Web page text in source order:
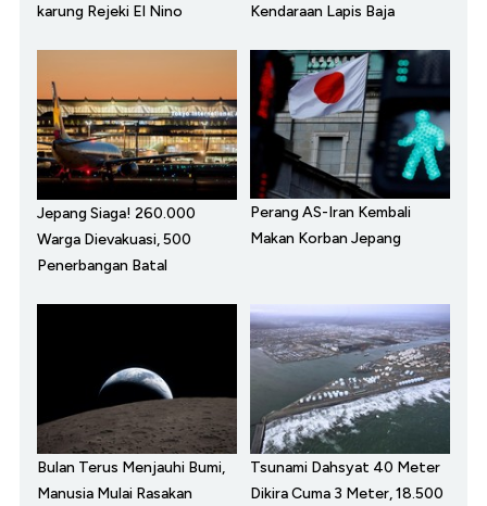
karung Rejeki El Nino
Kendaraan Lapis Baja
Jepang Siaga! 260.000
Warga Dievakuasi, 500
Penerbangan Batal
Perang AS-Iran Kembali
Makan Korban Jepang
Bulan Terus Menjauhi Bumi,
Manusia Mulai Rasakan
Tsunami Dahsyat 40 Meter
Dikira Cuma 3 Meter, 18.500